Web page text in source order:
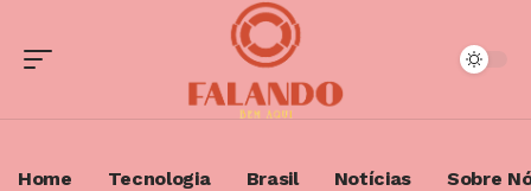
Home Tecnologia Brasil Notícias Sobre